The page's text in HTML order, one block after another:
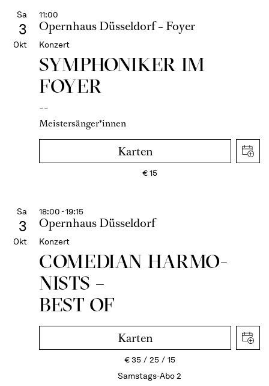
Sa
3
Okt
11:00
Opernhaus Düsseldorf – Foyer
Konzert
SYMPHONIKER IM
FOYER
--
Meistersänger*innen
Karten
€15
Sa
3
Okt
18:00 - 19:15
Opernhaus Düsseldorf
Konzert
COME­DIAN HARMO­
NISTS –
BEST OF
Karten
€35 25
15
Samstags-Abo 2